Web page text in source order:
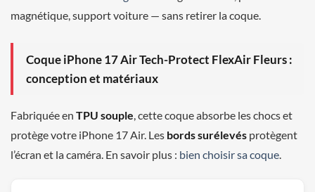
magnétique, support voiture — sans retirer la coque.
Coque iPhone 17 Air Tech-Protect FlexAir Fleurs :
conception et matériaux
Fabriquée en TPU souple , cette coque absorbe les chocs et
protège votre iPhone 17 Air. Les bords surélevés protègent
l’écran et la caméra. En savoir plus : bien choisir sa coque